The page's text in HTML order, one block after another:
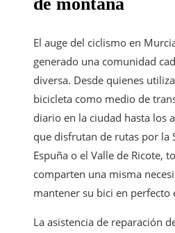
de montaña
El auge del ciclismo en
generado una comunidad
diversa. Desde quienes
bicicleta como medio de
diario en la ciudad hasta los
que disfrutan de rutas por la
Espuña o el Valle de Ricote,
comparten una misma
mantener su bici en perfecto
La asistencia de reparación